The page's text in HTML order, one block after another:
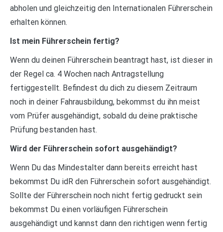
abholen und gleichzeitig den Internationalen Führerschein
erhalten können.
Ist mein Führerschein fertig?
Wenn du deinen Führerschein beantragt hast, ist dieser in
der Regel ca. 4 Wochen nach Antragstellung
fertiggestellt. Befindest du dich zu diesem Zeitraum
noch in deiner Fahrausbildung, bekommst du ihn meist
vom Prüfer ausgehändigt, sobald du deine praktische
Prüfung bestanden hast.
Wird der Führerschein sofort ausgehändigt?
Wenn Du das Mindestalter dann bereits erreicht hast
bekommst Du idR den Führerschein sofort ausgehändigt.
Sollte der Führerschein noch nicht fertig gedruckt sein
bekommst Du einen vorläufigen Führerschein
ausgehändigt und kannst dann den richtigen wenn fertig